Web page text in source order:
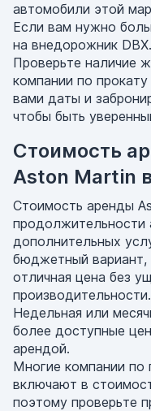
автомобили этой
Если вам нужно
на внедорожник DBX.
Проверьте наличие
компании по
вами даты и
чтобы быть
Стоимость
Aston Martin
Стоимость аренды
продолжительности
дополнительных
бюджетный вариант,
отличная цена без
производительности.
Недельная или
более доступные
арендой.
Многие компании по
включают в
поэтому проверьте